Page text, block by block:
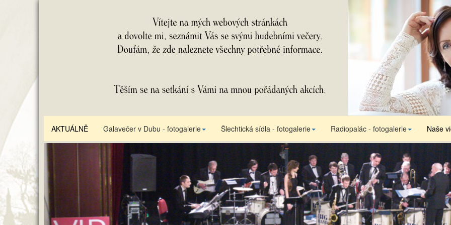
AKTUÁLNĚ Galavečer v Dubu - fotogalerie Šlechtická sídla - fotogalerie Radiopalác - fotogalerie Naše